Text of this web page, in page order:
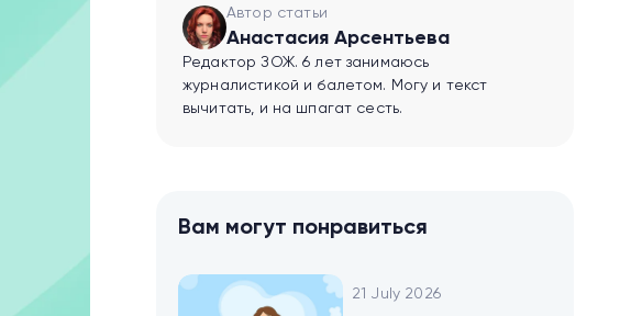
Автор статьи
Анастасия Арсентьева
Редактор ЗОЖ. 6 лет занимаюсь
журналистикой и балетом. Могу и текст
вычитать, и на шпагат сесть.
Вам могут понравиться
21 July 2026